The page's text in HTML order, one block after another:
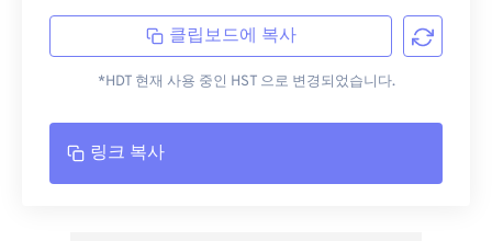
클립보드에 복사
*HDT 현재 사용 중인 HST 으로 변경되었습니다.
링크 복사